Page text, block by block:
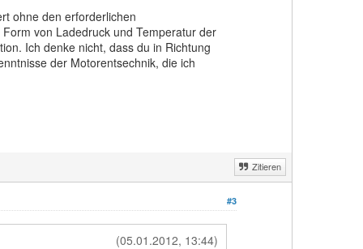
ohne den erforderlichen
von Ladedruck und Temperatur der
Ich denke nicht, dass du in Richtung
der Motorentsechnik, die ich
Zitieren
#3
(05.01.2012, 13:44)